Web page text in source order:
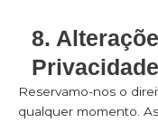
8.
Privacidade
Reservamo-nos o
qualquer momento.